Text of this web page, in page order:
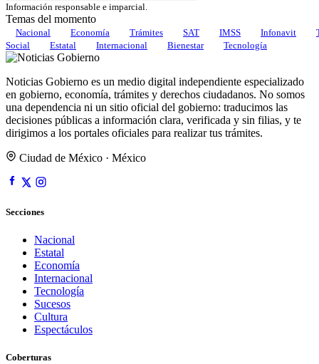
Información responsable e imparcial.
Temas del momento
Nacional Economía Trámites SAT IMSS Infonavit
Social
Estatal Internacional Bienestar Tecnología
Noticias Gobierno es un medio digital independiente especializado
en gobierno, economía, trámites y derechos ciudadanos. No somos
una dependencia ni un sitio oficial del gobierno: traducimos las
decisiones públicas a información clara, verificada y sin filias, y te
dirigimos a los portales oficiales para realizar tus trámites.
Ciudad de México · México
Secciones
Nacional
Estatal
Economía
Internacional
Tecnología
Sucesos
Cultura
Espectáculos
Coberturas